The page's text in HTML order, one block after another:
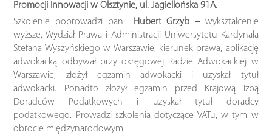
Promocji Innowacji w Olsztynie, ul. Jagiellońska 91A.
Szkolenie poprowadzi pan Hubert Grzyb – wykształcenie
wyższe, Wydział Prawa i Administracji Uniwersytetu Kardynała
Stefana Wyszyńskiego w Warszawie, kierunek prawa, aplikację
adwokacką odbywał przy okręgowej Radzie Adwokackiej w
Warszawie, złożył egzamin adwokacki i uzyskał tytuł
adwokacki. Ponadto złożył egzamin przed Krajową Izbą
Doradców Podatkowych i uzyskał tytuł doradcy
podatkowego. Prowadzi szkolenia dotyczące VATu, w tym w
obrocie międzynarodowym.